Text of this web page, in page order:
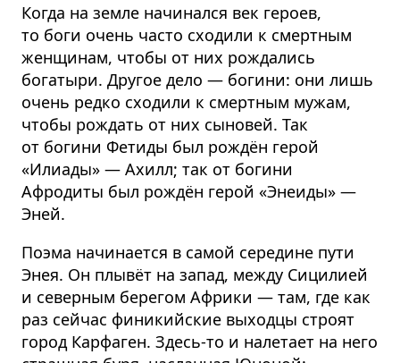
Когда на земле начинался век героев,
то боги очень часто сходили к смертным
женщинам, чтобы от них рождались
богатыри. Другое дело — богини: они лишь
очень редко сходили к смертным мужам,
чтобы рождать от них сыновей. Так
от богини Фетиды был рождён герой
«Илиады» — Ахилл; так от богини
Афродиты был рождён герой «Энеиды» —
Эней.
Поэма начинается в самой середине пути
Энея. Он плывёт на запад, между Сицилией
и северным берегом Африки — там, где как
раз сейчас финикийские выходцы строят
город Карфаген. Здесь-то и налетает на него